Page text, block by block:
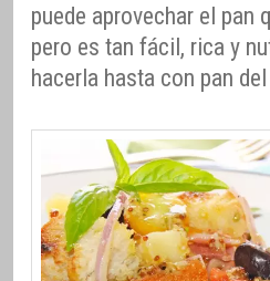
puede aprovechar el pan
pero es tan fácil, rica y
hacerla hasta con pan